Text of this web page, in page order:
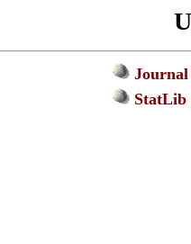
Journal
StatLib